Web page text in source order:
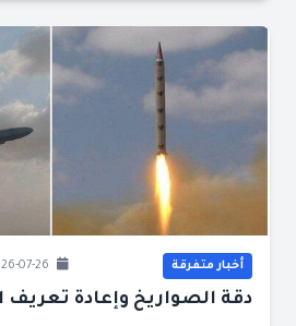
أخبار متفرقة
دقة الصواريخ وإعادة تعريف